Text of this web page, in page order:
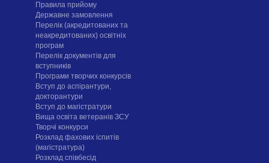
Правила прийому
Державне замовлення
Перелік (акредитованих та
неакредитованих) освітніх
програм
Перелік документів для
вступників
Програми творчих конкурсiв
Вступ до аспірантури,
докторантури
Вступ до магістратури
Вища освіта ветеранів ЗСУ
Творчі конкурси
Розклад фахових іспитів
(магістратура)
Розклад співбесід